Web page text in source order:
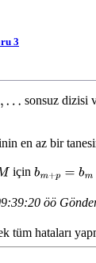
3
sonsuz dizisi
en az bir
için bm+p =b m
öö
tüm hataları